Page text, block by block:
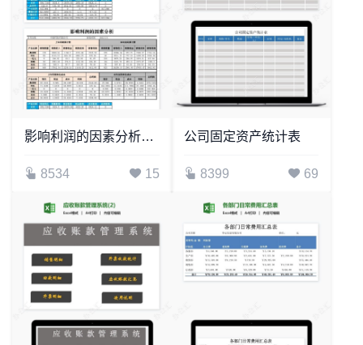
影响利润的因素分析图表
8534 15
公司固定资产统计表
8399 69